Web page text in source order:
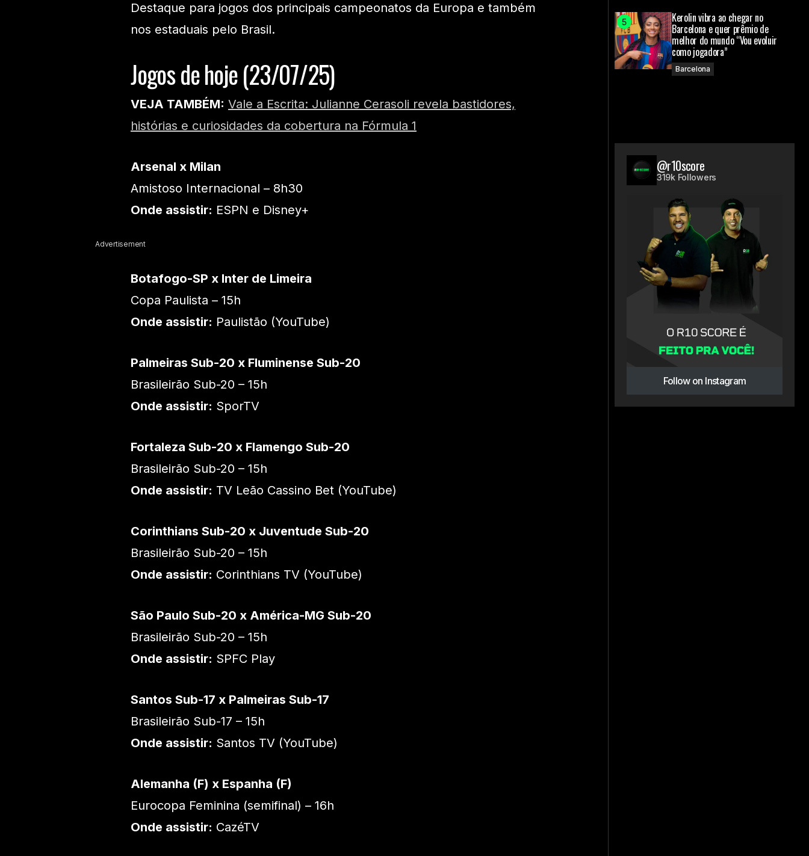
Destaque para jogos dos principais campeonatos da Europa e também
nos estaduais pelo Brasil.
Jogos de hoje (23/07/25)
VEJA TAMBÉM: Vale a Escrita: Julianne Cerasoli revela bastidores,
histórias e curiosidades da cobertura na Fórmula 1
Arsenal x Milan
Amistoso Internacional – 8h30
Onde assistir: ESPN e Disney+
Advertisement
Botafogo-SP x Inter de Limeira
Copa Paulista – 15h
Onde assistir: Paulistão (YouTube)
Palmeiras Sub-20 x Fluminense Sub-20
Brasileirão Sub-20 – 15h
Onde assistir: SporTV
Fortaleza Sub-20 x Flamengo Sub-20
Brasileirão Sub-20 – 15h
Onde assistir: TV Leão Cassino Bet (YouTube)
Corinthians Sub-20 x Juventude Sub-20
Brasileirão Sub-20 – 15h
Onde assistir: Corinthians TV (YouTube)
São Paulo Sub-20 x América-MG Sub-20
Brasileirão Sub-20 – 15h
Onde assistir: SPFC Play
Santos Sub-17 x Palmeiras Sub-17
Brasileirão Sub-17 – 15h
Onde assistir: Santos TV (YouTube)
Alemanha (F) x Espanha (F)
Eurocopa Feminina (semifinal) – 16h
Onde assistir: CazéTV
Kerolin vibra ao chegar no
Barcelona e quer prêmio de
melhor do mundo “Vou evoluir
como jogadora”
Barcelona
@r10score
319k Followers
Follow on Instagram